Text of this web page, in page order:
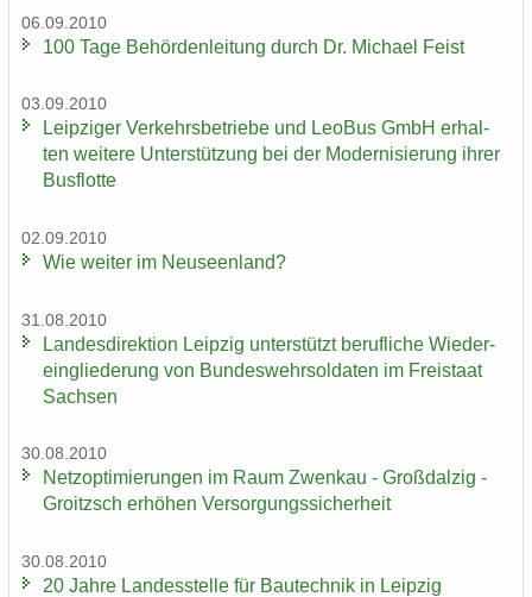
06.09.2010
100 Tage Be­hör­den­lei­tung durch Dr. Mi­cha­el Feist
03.09.2010
Leip­zi­ger Ver­kehrs­be­trie­be und LeoBus GmbH er­hal­
ten wei­te­re Un­ter­stüt­zung bei der Mo­der­ni­sie­rung ihrer
Bus­flot­te
02.09.2010
Wie wei­ter im Neu­seen­land?
31.08.2010
Lan­des­di­rek­ti­on Leip­zig un­ter­stützt be­ruf­li­che Wie­der­
ein­glie­de­rung von Bun­des­wehr­sol­da­ten im Frei­staat
Sach­sen
30.08.2010
Netz­op­ti­mie­run­gen im Raum Zwenkau - Groß­dal­zig -
Groitzsch er­hö­hen Ver­sor­gungs­si­cher­heit
30.08.2010
20 Jahre Lan­des­stel­le für Bau­tech­nik in Leip­zig